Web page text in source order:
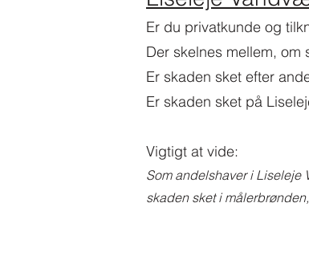
Er du privatkunde og
Der skelnes mellem,
Er skaden sket efter
Er skaden sket på
Vigtigt at vide:
Som andelshaver i
skaden sket i